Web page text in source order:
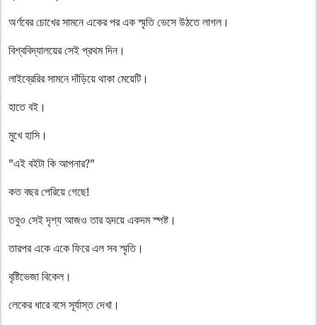
অর্ণবের চোখের সামনে একের পর এক স্মৃতি ভেসে উঠতে লাগল।
বিশ্ববিদ্যালয়ের সেই প্রথম দিন।
লাইব্রেরির সামনে দাঁড়িয়ে থাকা মেয়েটি।
হাতে বই।
মুখে হাসি।
"এই বইটা কি আপনার?"
কত বছর পেরিয়ে গেছে!
তবুও সেই দৃশ্য আজও তার হৃদয়ে একদম স্পষ্ট।
তারপর একে একে ফিরে এল সব স্মৃতি।
বৃষ্টিভেজা বিকেল।
লেকের ধারে বসে সূর্যাস্ত দেখা।